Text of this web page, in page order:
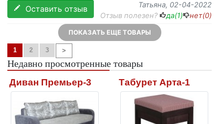
Оставить отзыв
Татьяна, 02-04-2022
Отзыв полезен?
да(1) нет(0)
ПОКАЗАТЬ ЕЩЕ ТОВАРЫ
1 2 3 >
Недавно просмотренные товары
Диван Премьер-3 Табурет Арта-1